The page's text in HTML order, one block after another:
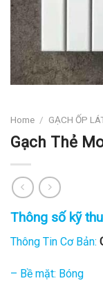
Home / GẠCH ỐP
Gạch Thẻ
Thông số kỹ
Thông Tin Cơ Bản:
– Bề mặt: Bóng